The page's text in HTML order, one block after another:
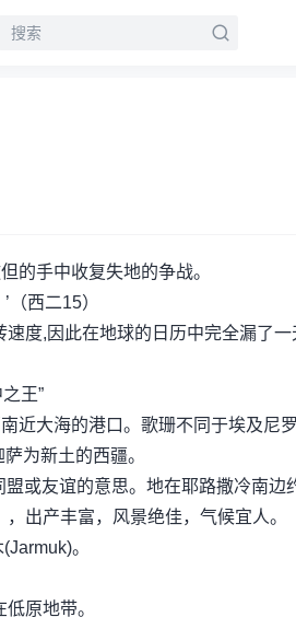
的手中收复失地的争战。
西二15）
度,因此在地球的日历中完全漏了一
王”
近大海的港口。歌珊不同于埃及尼
为新土的西疆。
或友谊的意思。地在耶路撒冷南边
出产丰富，风景绝佳，气候宜人。
。
原地带。